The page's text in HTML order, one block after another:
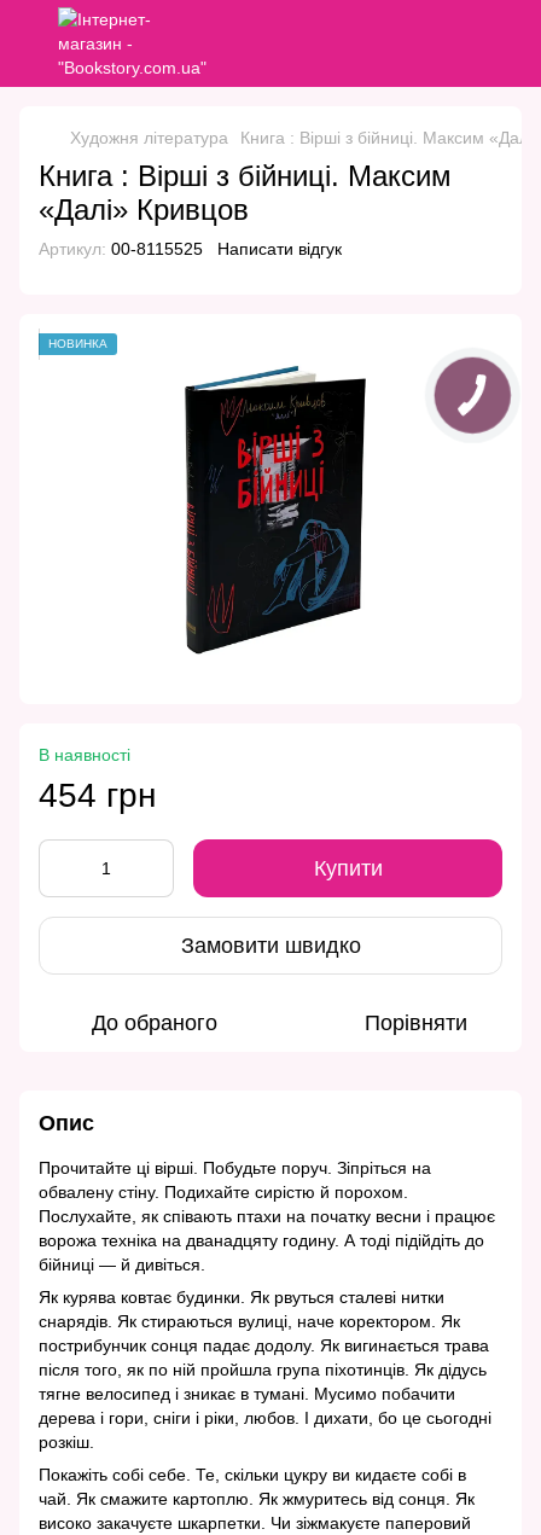
Художня література Книга : Вірші з бійниці. Максим
Книга : Вірші з бійниці. Максим
«Далі» Кривцов
Артикул: 00-8115525 Написати відгук
НОВИНКА
В наявності
454 грн
Купити
Замовити швидко
До обраного Порівняти
Опис
Прочитайте ці вірші. Побудьте поруч. Зіпріться на
обвалену стіну. Подихайте сирістю й порохом.
Послухайте, як співають птахи на початку весни і працює
ворожа техніка на дванадцяту годину. А тоді підійдіть до
бійниці — й дивіться.
Як курява ковтає будинки. Як рвуться сталеві нитки
снарядів. Як стираються вулиці, наче коректором. Як
пострибунчик сонця падає додолу. Як вигинається трава
після того, як по ній пройшла група піхотинців. Як дідусь
тягне велосипед і зникає в тумані. Мусимо побачити
дерева і гори, сніги і ріки, любов. І дихати, бо це сьогодні
розкіш.
Покажіть собі себе. Те, скільки цукру ви кидаєте собі в
чай. Як смажите картоплю. Як жмуритесь від сонця. Як
високо закачуєте шкарпетки. Чи зіжмакуєте паперовий